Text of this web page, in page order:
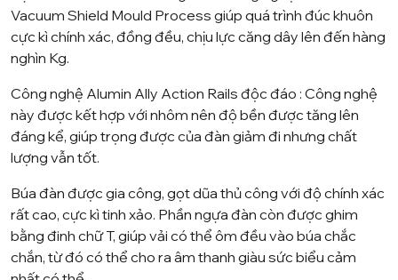
Vacuum Shield Mould Process giúp quá trình đúc khuôn
cực kì chính xác, đồng đều, chịu lực căng dây lên đến hàng
nghìn Kg.
Công nghệ Alumin Ally Action Rails độc đáo : Công nghệ
này được kết hợp với nhôm nên độ bền được tăng lên
đáng kể, giúp trọng được của đàn giảm đi nhưng chất
lượng vẫn tốt.
Búa đàn được gia công, gọt dũa thủ công với độ chính xác
rất cao, cực kì tinh xảo. Phần ngựa đàn còn được ghim
bằng đinh chữ T, giúp vải có thể ôm đều vào búa chắc
chắn, từ đó có thể cho ra âm thanh giàu sức biểu cảm